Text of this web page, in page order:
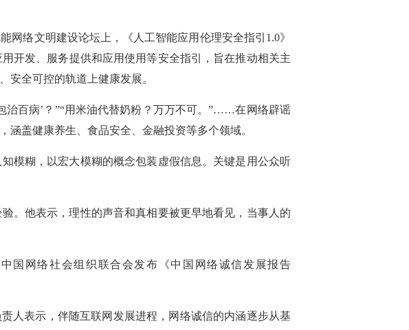
网络文明建设论坛上，《人工智能应用伦理安全指引1.0》
开发、服务提供和应用使用等安全指引，旨在推动相关主
安全可控的轨道上健康发展。
治百病’？”“用米油代替奶粉？万万不可。”……在网络辟谣
盖健康养生、食品安全、金融投资等多个领域。
模糊，以宏大模糊的概念包装虚假信息。关键是用公众听
。他表示，理性的声音和真相要被更早地看见，当事人的
国网络社会组织联合会发布《中国网络诚信发展报告
人表示，伴随互联网发展进程，网络诚信的内涵逐步从基